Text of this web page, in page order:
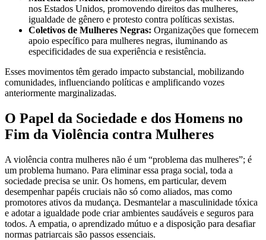
nos Estados Unidos, promovendo direitos das mulheres,
igualdade de gênero e protesto contra políticas sexistas.
Coletivos de Mulheres Negras: Organizações que fornecem
apoio específico para mulheres negras, iluminando as
especificidades de sua experiência e resistência.
Esses movimentos têm gerado impacto substancial, mobilizando
comunidades, influenciando políticas e amplificando vozes
anteriormente marginalizadas.
O Papel da Sociedade e dos Homens no
Fim da Violência contra Mulheres
A violência contra mulheres não é um “problema das mulheres”; é
um problema humano. Para eliminar essa praga social, toda a
sociedade precisa se unir. Os homens, em particular, devem
desempenhar papéis cruciais não só como aliados, mas como
promotores ativos da mudança. Desmantelar a masculinidade tóxica
e adotar a igualdade pode criar ambientes saudáveis e seguros para
todos. A empatia, o aprendizado mútuo e a disposição para desafiar
normas patriarcais são passos essenciais.